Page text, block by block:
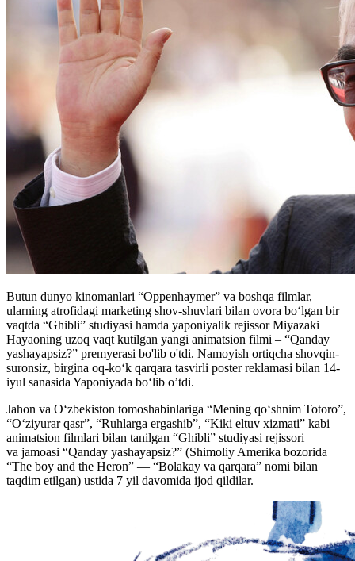
Butun dunyo kinomanlari “Oppenhaymer” va boshqa filmlar,
ularning atrofidagi marketing shov-shuvlari bilan ovora bo‘lgan bir
vaqtda “Ghibli” studiyasi hamda yaponiyalik rejissor Miyazaki
Hayaoning uzoq vaqt kutilgan yangi animatsion filmi – “Qanday
yashayapsiz?” premyerasi bo'lib o'tdi. Namoyish ortiqcha shovqin-
suronsiz, birgina oq-ko‘k qarqara tasvirli poster reklamasi bilan 14-
iyul sanasida Yaponiyada bo‘lib o’tdi.
Jahon va O‘zbekiston tomoshabinlariga “Mening qo‘shnim Totoro”,
“O‘ziyurar qasr”, “Ruhlarga ergashib”, “Kiki eltuv xizmati” kabi
animatsion filmlari bilan tanilgan “Ghibli” studiyasi rejissori
va jamoasi “Qanday yashayapsiz?” (Shimoliy Amerika bozorida
“The boy and the Heron” — “Bolakay va qarqara” nomi bilan
taqdim etilgan) ustida 7 yil davomida ijod qildilar.